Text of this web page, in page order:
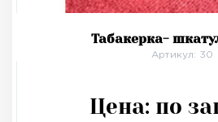
Табакерка-
Артикул: 30
Цена: по